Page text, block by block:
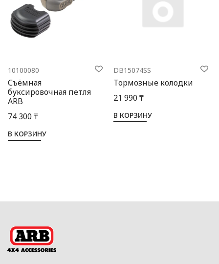
10100080
Съёмная
буксировочная петля
ARB
74 300 ₸
В КОРЗИНУ
DB15074SS
Тормозные колодки
21 990 ₸
В КОРЗИНУ